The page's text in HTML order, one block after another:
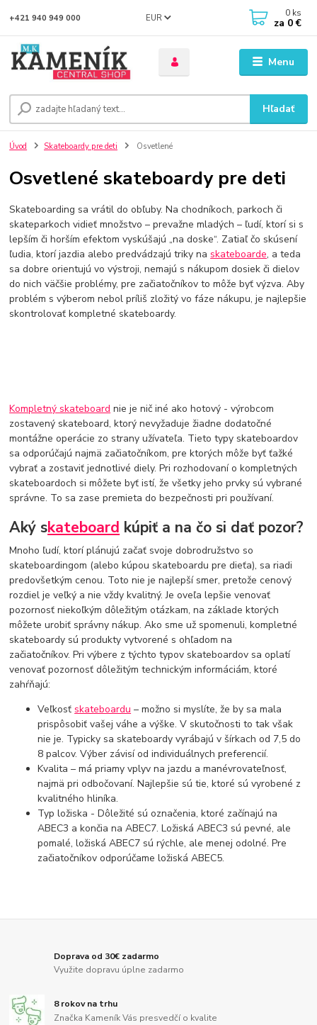
Menu
EUR
Hľadať
+421 940 949 000 0 ks
za 0 €
Úvod Skateboardy pre deti Osvetlené
Osvetlené skateboardy pre deti
Skateboarding sa vrátil do obľuby. Na chodníkoch, parkoch či
skateparkoch vidieť množstvo – prevažne mladých – ľudí, ktorí si s
lepším či horším efektom vyskúšajú „na doske“. Zatiaľ čo skúsení
ľudia, ktorí jazdia alebo predvádzajú triky naskateboarde, a teda
sa dobre orientujú vo výstroji, nemajú s nákupom dosiek či dielov
do nich väčšie problémy, pre začiatočníkov to môže byť výzva. Aby
problém s výberom nebol príliš zložitý vo fáze nákupu, je najlepšie
skontrolovať kompletné skateboardy.
Kompletný skateboard nie je nič iné ako hotový - výrobcom
zostavený skateboard, ktorý nevyžaduje žiadne dodatočné
montážne operácie zo strany užívateľa. Tieto typy skateboardov
sa odporúčajú najmä začiatočníkom, pre ktorých môže byť ťažké
vybrať a zostaviť jednotlivé diely. Pri rozhodovaní o kompletných
skateboardoch si môžete byť istí, že všetky jeho prvky sú vybrané
správne. To sa zase premieta do bezpečnosti pri používaní.
Aký skateboard kúpiť a na čo si dať pozor?
Mnoho ľudí, ktorí plánujú začať svoje dobrodružstvo so
skateboardingom (alebo kúpou skateboardu pre dieťa), sa riadi
predovšetkým cenou. Toto nie je najlepší smer, pretože cenový
rozdiel je veľký a nie vždy kvalitný. Je oveľa lepšie venovať
pozornosť niekoľkým dôležitým otázkam, na základe ktorých
môžete urobiť správny nákup. Ako sme už spomenuli, kompletné
skateboardy sú produkty vytvorené s ohľadom na
začiatočníkov. Pri výbere z týchto typov skateboardov sa oplatí
venovať pozornosť dôležitým technickým informáciám, ktoré
zahŕňajú:
Veľkosťskateboardu – možno si myslíte, že by sa mala
prispôsobiť vašej váhe a výške. V skutočnosti to tak však
nie je. Typicky sa skateboardy vyrábajú v šírkach od 7,5 do
8 palcov. Výber závisí od individuálnych preferencií.
Kvalita – má priamy vplyv na jazdu a manévrovateľnosť,
najmä pri odbočovaní. Najlepšie sú tie, ktoré sú vyrobené z
kvalitného hliníka.
Typ ložiska - Dôležité sú označenia, ktoré začínajú na
ABEC3 a končia na ABEC7. Ložiská ABEC3 sú pevné, ale
pomalé, ložiská ABEC7 sú rýchle, ale menej odolné. Pre
začiatočníkov odporúčame ložiská ABEC5.
Doprava od 30€ zadarmo
Využite dopravu úplne zadarmo
8 rokov na trhu
Značka Kameník Vás presvedčí o kvalite